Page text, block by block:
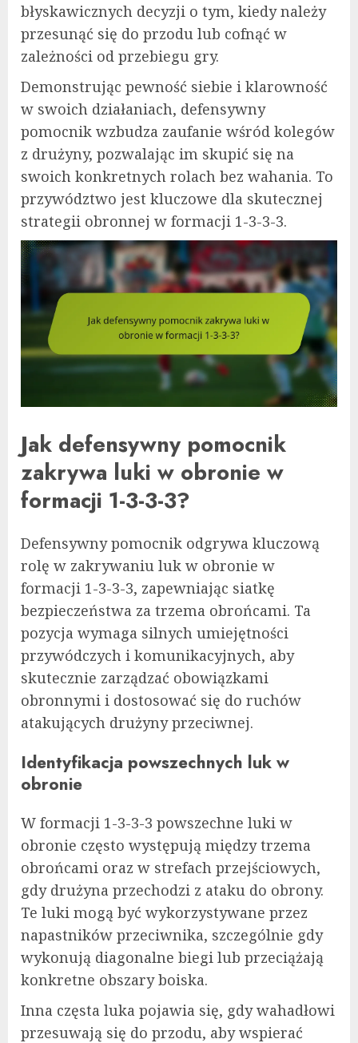
błyskawicznych decyzji o tym, kiedy należy
przesunąć się do przodu lub cofnąć w
zależności od przebiegu gry.
Demonstrując pewność siebie i klarowność
w swoich działaniach, defensywny
pomocnik wzbudza zaufanie wśród kolegów
z drużyny, pozwalając im skupić się na
swoich konkretnych rolach bez wahania. To
przywództwo jest kluczowe dla skutecznej
strategii obronnej w formacji 1-3-3-3.
Jak defensywny pomocnik
zakrywa luki w obronie w
formacji 1-3-3-3?
Defensywny pomocnik odgrywa kluczową
rolę w zakrywaniu luk w obronie w
formacji 1-3-3-3, zapewniając siatkę
bezpieczeństwa za trzema obrońcami. Ta
pozycja wymaga silnych umiejętności
przywódczych i komunikacyjnych, aby
skutecznie zarządzać obowiązkami
obronnymi i dostosować się do ruchów
atakujących drużyny przeciwnej.
Identyfikacja powszechnych luk w
obronie
W formacji 1-3-3-3 powszechne luki w
obronie często występują między trzema
obrońcami oraz w strefach przejściowych,
gdy drużyna przechodzi z ataku do obrony.
Te luki mogą być wykorzystywane przez
napastników przeciwnika, szczególnie gdy
wykonują diagonalne biegi lub przeciążają
konkretne obszary boiska.
Inna częsta luka pojawia się, gdy wahadłowi
przesuwają się do przodu, aby wspierać